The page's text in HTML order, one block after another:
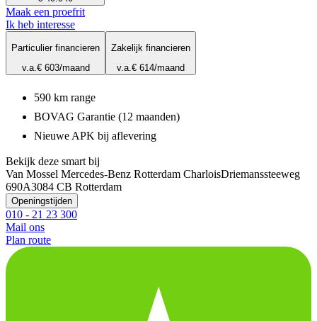
Maak een proefrit
Ik heb interesse
Particulier financieren
v.a.€ 603/maand
Zakelijk financieren
v.a.€ 614/maand
590 km range
BOVAG Garantie (12 maanden)
Nieuwe APK bij aflevering
Bekijk deze smart bij
Van Mossel Mercedes-Benz Rotterdam CharloisDriemanssteeweg
690A3084 CB Rotterdam
Openingstijden
010 - 21 23 300
Mail ons
Plan route